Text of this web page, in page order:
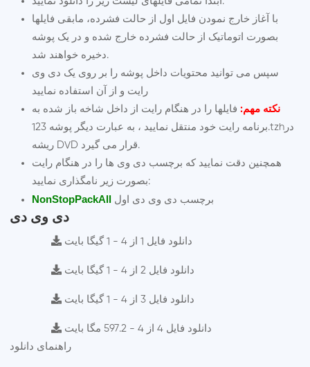
با آغاز خارج نمودن فایل اول از حالت فشرده، مابقی فایلها
بصورت اتوماتیک از حالت فشرده خارج شده و در یک پوشه
دخیره خواهند شد.
سپس می توانید محتویات داخل پوشه را بر روی یک دی وی
رایت و از آن استفاده نمایید
نکته مهم:فایلها را در هنگام رایت از داخل شاخه باز شده به
برنامه رایت خود منتقل نمایید ، به عبارت دیگر پوشه 123.tzhدر
ریشه DVD قرار می گیرد.
همچنین دقت نمایید که برچسب دی وی ها را در هنگام رایت
بصورت زیر نامگذاری نمایید:
NonStopPackAll برچسب دی وی دی اول
دی وی دی
دانلود فایل 1 از 4 - 1 گیگا بایت
دانلود فایل 2 از 4 - 1 گیگا بایت
دانلود فایل 3 از 4 - 1 گیگا بایت
دانلود فایل 4 از 4 - 597.2 مگا بایت
راهنمای دانلود